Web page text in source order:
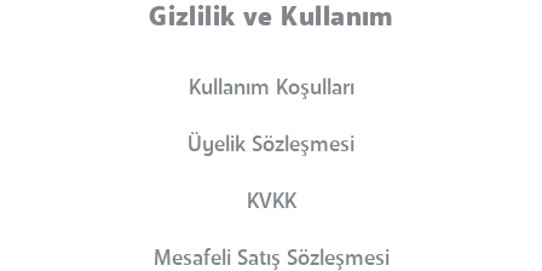
Gizlilik ve Kullanım
Kullanım Koşulları
Üyelik Sözleşmesi
KVKK
Mesafeli Satış Sözleşmesi